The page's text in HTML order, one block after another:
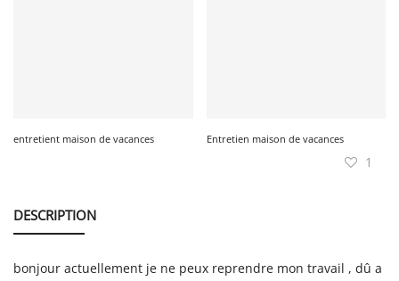
entretient maison de vacances Entretien maison de vacances
1
DESCRIPTION
bonjour actuellement je ne peux reprendre mon travail , dû a